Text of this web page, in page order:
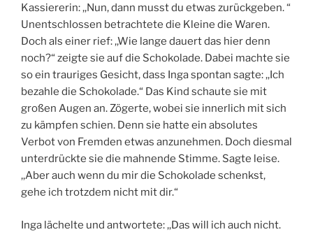
Kassiererin: ,,Nun, dann musst du etwas zurückgeben. “
Unentschlossen betrachtete die Kleine die Waren.
Doch als einer rief: ,,Wie lange dauert das hier denn
noch?“ zeigte sie auf die Schokolade. Dabei machte sie
so ein trauriges Gesicht, dass Inga spontan sagte: ,,Ich
bezahle die Schokolade.“ Das Kind schaute sie mit
großen Augen an. Zögerte, wobei sie innerlich mit sich
zu kämpfen schien. Denn sie hatte ein absolutes
Verbot von Fremden etwas anzunehmen. Doch diesmal
unterdrückte sie die mahnende Stimme. Sagte leise.
,,Aber auch wenn du mir die Schokolade schenkst,
gehe ich trotzdem nicht mit dir.“
Inga lächelte und antwortete: ,,Das will ich auch nicht.